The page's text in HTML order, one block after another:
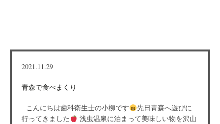
2021.11.29
青森で食べまくり
こんにちは歯科衛生士の小柳です
先日青森へ遊びに
行ってきました
浅虫温泉に泊まって美味しい物を沢山